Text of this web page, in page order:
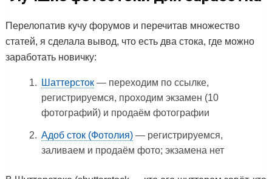
Перелопатив кучу форумов и перечитав множество
статей, я сделала вывод, что есть два стока, где можно
заработать новичку:
Шаттерсток— переходим по ссылке,
регистрируемся, проходим экзамен (10
фотографий) и продаём фотографии
Адоб сток (Фотолия)— регистрируемся,
заливаем и продаём фото; экзамена нет